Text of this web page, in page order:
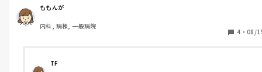
こちらフォローナースとしているけど終わるわけない。フォロー
ついててもリーダーすら声をかけない。コーディネーターやら上
に新人さんが回れるように終わらないようなら諸々手伝えと言わ
れ手伝うと文句。見守ってみてると終わるようにフォローしろと
か。どっちだよ。新人まじ可愛そう。
終わっても1時間もブツブツ何か文句言い合ってる方々
ももんが
内科, 病棟, 一般病院
4 ・ 08/
TF